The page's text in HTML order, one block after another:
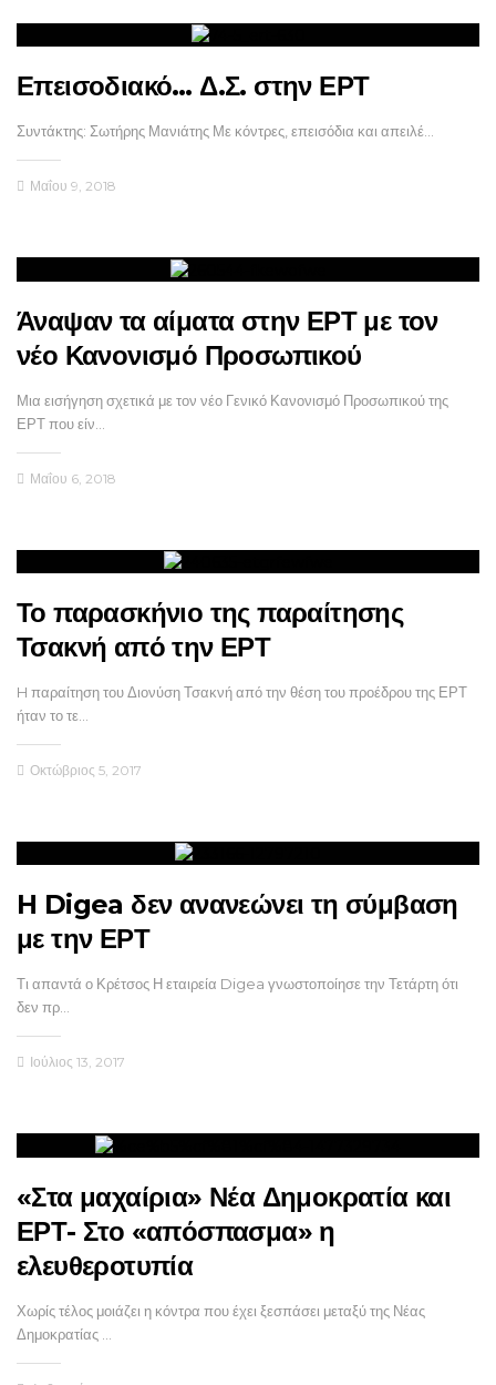
Επεισοδιακό… Δ.Σ. στην ΕΡΤ
Συντάκτης: Σωτήρης Μανιάτης Με κόντρες, επεισόδια και απειλέ…
Μαΐου 9, 2018
Άναψαν τα αίματα στην ΕΡΤ με τον
νέο Κανονισμό Προσωπικού
Μια εισήγηση σχετικά με τον νέο Γενικό Κανονισμό Προσωπικού της
ΕΡΤ που είν…
Μαΐου 6, 2018
Το παρασκήνιο της παραίτησης
Τσακνή από την ΕΡΤ
H παραίτηση του Διονύση Τσακνή από την θέση του προέδρου της ΕΡΤ
ήταν το τε…
Οκτώβριος 5, 2017
H Digea δεν ανανεώνει τη σύμβαση
με την ΕΡΤ
Τι απαντά ο Κρέτσος Η εταιρεία Digea γνωστοποίησε την Τετάρτη ότι
δεν πρ…
Ιούλιος 13, 2017
«Στα μαχαίρια» Νέα Δημοκρατία και
ΕΡΤ- Στο «απόσπασμα» η
ελευθεροτυπία
Χωρίς τέλος μοιάζει η κόντρα που έχει ξεσπάσει μεταξύ της Νέας
Δημοκρατίας …